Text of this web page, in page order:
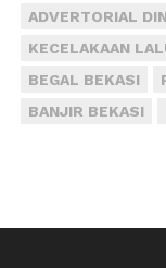
ADVERTORIAL
KECELAKAAN
BEGAL BEKASI
BANJIR BEKASI